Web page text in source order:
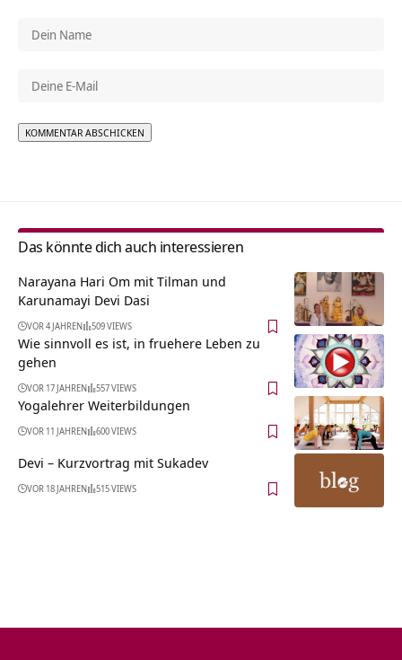
Das könnte dich auch interessieren
Narayana Hari Om mit Tilman und
Karunamayi Devi Dasi
VOR 4 JAHREN 509 VIEWS
Wie sinnvoll es ist, in fruehere Leben zu
gehen
VOR 17 JAHREN 557 VIEWS
Yogalehrer Weiterbildungen
VOR 11 JAHREN 600 VIEWS
Devi – Kurzvortrag mit Sukadev
VOR 18 JAHREN 515 VIEWS